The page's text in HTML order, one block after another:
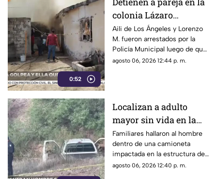
0:52
colonia Lázaro
Cárdenas tras riña,
agresión física y un
incendio
Aili de Los Ángeles y Lorenzo
M. fueron arrestados por la
Policía Municipal luego de que
el hombre agrediera a la mujer
agosto 06, 2026 12:44 p. m.
Localizan a adulto
mayor sin vida en la
carretera de
Cuahtémoc; habría
sufrido infarto al
volante
Familiares hallaron al hombre
dentro de una camioneta
impactada en la estructura de
un puente a la altura del
agosto 06, 2026 12:40 p. m.